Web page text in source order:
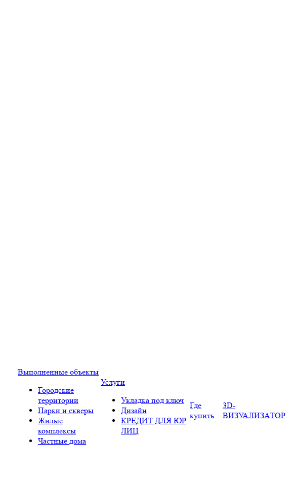
Выполненные объекты
Городские
территории
Парки и скверы
Жилые
комплексы
Частные дома
Услуги
Укладка под ключ
Дизайн
КРЕДИТ ДЛЯ ЮР
ЛИЦ
Где
купить
3D-
ВИЗУАЛИЗАТОР